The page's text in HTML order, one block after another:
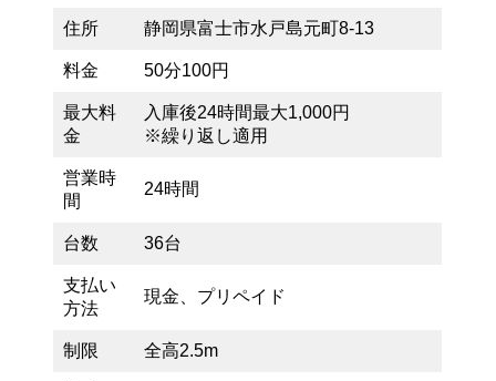
住所 静岡県富士市水戸島元町8-13
料金 50分100円
最大料
金
入庫後24時間最大1,000円
※繰り返し適用
営業時
間
24時間
台数 36台
支払い
方法
現金、プリペイド
制限 全高2.5m